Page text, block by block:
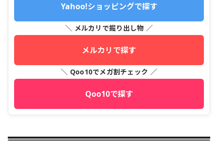
Yahoo!ショッピングで探す
＼ メルカリで掘り出し物 ／
メルカリで探す
＼ Qoo10でメガ割チェック ／
Qoo10で探す